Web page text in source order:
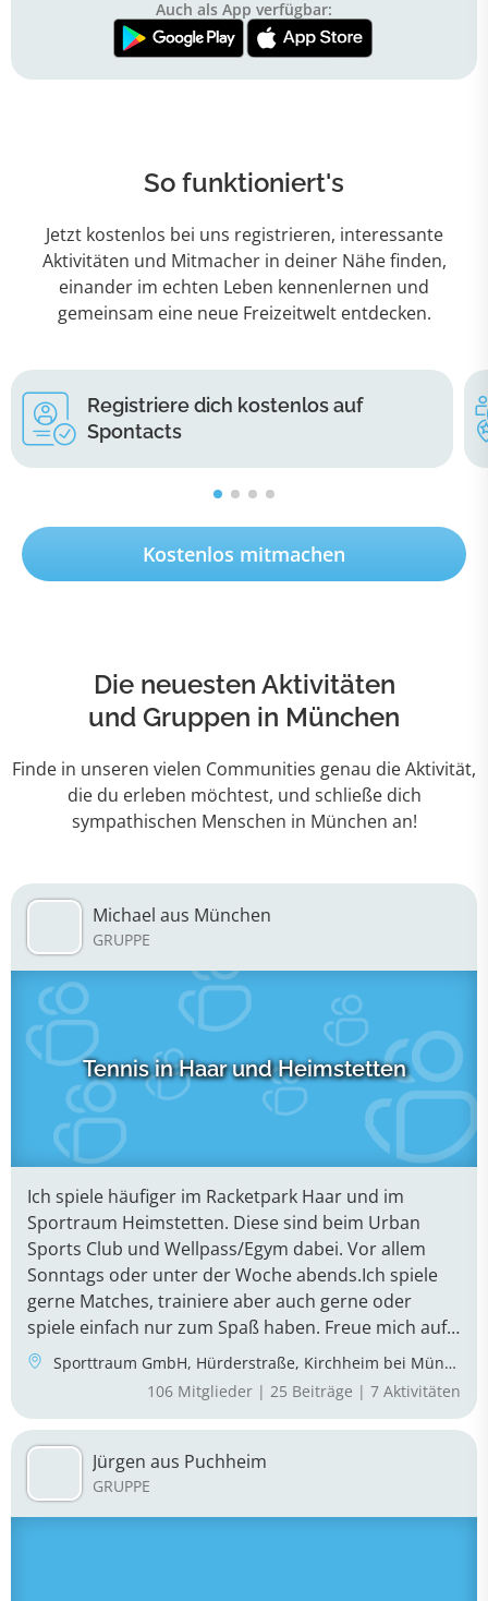
Auch als App verfügbar:
So funktioniert's
Jetzt kostenlos bei uns registrieren, interessante
Aktivitäten und Mitmacher in deiner Nähe finden,
einander im echten Leben kennenlernen und
gemeinsam eine neue Freizeitwelt entdecken.
Registriere dich kostenlos auf
Spontacts
Kostenlos mitmachen
Die neuesten Aktivitäten
und Gruppen in München
Finde in unseren vielen Communities genau die Aktivität,
die du erleben möchtest, und schließe dich
sympathischen Menschen in München an!